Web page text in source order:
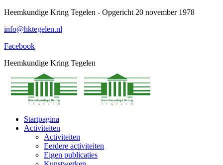
Spring
content
Heemkundige Kring Tegelen - Opgericht 20 november 1978
info@hktegelen.nl
Facebook
Heemkundige Kring Tegelen
Startpagina
Activiteiten
Activiteiten
Eerdere activiteiten
Eigen publicaties